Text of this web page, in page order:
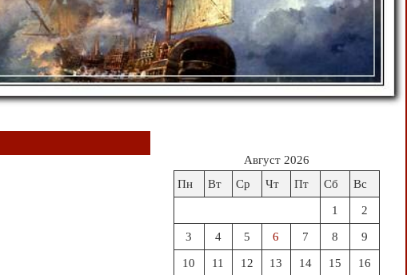
Август 2026
Пн
Вт Ср Чт Пт Сб Вс
1 2
3 4 5 6 7 8 9
10 11 12 13 14 15 16